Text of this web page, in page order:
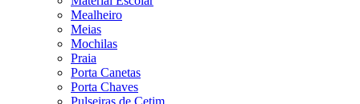
Mealheiro
Meias
Mochilas
Praia
Porta Canetas
Porta Chaves
Pulseiras de Cetim